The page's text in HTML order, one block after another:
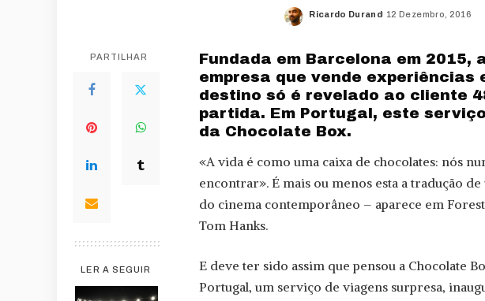
Posted
Ricardo Durand 12 Dezembro, 2016
PARTILHAR
LER A SEGUIR
Fundada em Barcelona em 2015,
empresa que vende experiências
destino só é revelado ao cliente
partida. Em Portugal, este
da Chocolate Box.
«A vida é como uma caixa de chocolates: nós
encontrar». É mais ou menos esta a tradução
do cinema contemporâneo – aparece em
Tom Hanks.
E deve ter sido assim que pensou a Chocolate
Portugal, um serviço de viagens surpresa,